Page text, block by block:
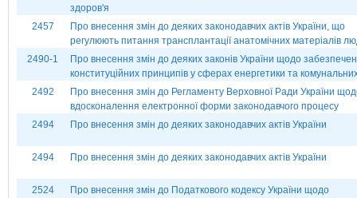
здоров'я
2457
Про внесення змін до деяких законодавчих актів України, що
регулюють питання трансплантації анатомічних матеріалів
2490-1
Про внесення змін до деяких законів України щодо
конституційних принципів у сферах енергетики та
2492
Про внесення змін до Регламенту Верховної Ради України
вдосконалення електронної форми законодавчого процесу
2494
Про внесення змін до деяких законодавчих актів України
2494 Про внесення змін до деяких законодавчих актів України
2524
Про внесення змін до Податкового кодексу України щодо